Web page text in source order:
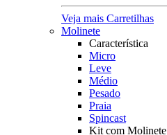
Veja mais Carretilhas
Molinete
Característica
Micro
Leve
Médio
Pesado
Praia
Spincast
Kit com Molinete